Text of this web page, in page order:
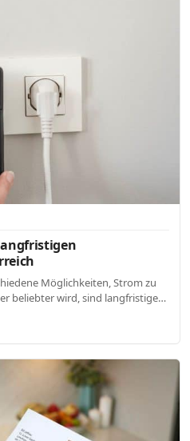
Möglichkeiten, Strom zu
beliebter wird, sind langfristige…